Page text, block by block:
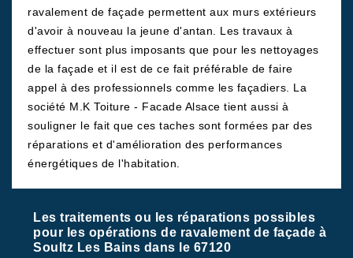
ravalement de façade permettent aux murs extérieurs
d'avoir à nouveau la jeune d'antan. Les travaux à
effectuer sont plus imposants que pour les nettoyages
de la façade et il est de ce fait préférable de faire
appel à des professionnels comme les façadiers. La
société M.K Toiture - Facade Alsace tient aussi à
souligner le fait que ces taches sont formées par des
réparations et d'amélioration des performances
énergétiques de l'habitation.
Les traitements ou les réparations possibles
pour les opérations de ravalement de façade à
Soultz Les Bains dans le 67120